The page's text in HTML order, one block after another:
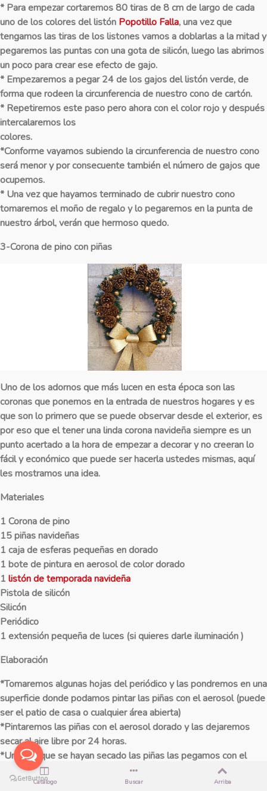
*Para empezar cortaremos 80 tiras de 8 cm de largo de cada
uno de los colores del listón Popotillo Falla, una vez que
tengamos las tiras de los listones vamos a doblarlas a la mitad y
pegaremos las puntas con una gota de silicón, luego las abrimos
un poco para crear ese efecto de gajo.
*Empezaremos a pegar 24 de los gajos del listón verde, de
forma que rodeen la circunferencia de nuestro cono de cartón.
*Repetiremos este paso pero ahora con el color rojo y después
intercalaremos los
colores.
*Conforme vayamos subiendo la circunferencia de nuestro cono
será menor y por consecuente también el número de gajos que
ocupemos.
*Una vez que hayamos terminado de cubrir nuestro cono
tomaremos el moño de regalo y lo pegaremos en la punta de
nuestro árbol, verán que hermoso quedo.
3-Corona de pino con piñas
Uno de los adornos que más lucen en esta época son las
coronas que ponemos en la entrada de nuestros hogares y es
que son lo primero que se puede observar desde el exterior, es
por eso que el tener una linda corona navideña siempre es un
punto acertado a la hora de empezar a decorar y no creeran lo
fácil y económico que puede ser hacerla ustedes mismas, aquí
les mostramos una idea.
Materiales
1 Corona de pino
15 piñas navideñas
1 caja de esferas pequeñas en dorado
1 bote de pintura en aerosol de color dorado
1 listón de temporada navideña
Pistola de silicón
Silicón
Periódico
1 extensión pequeña de luces (si quieres darle iluminación )
Elaboración
*Tomaremos algunas hojas del periódico y las pondremos en una
superficie donde podamos pintar las piñas con el aerosol (puede
ser el patio de casa o cualquier área abierta)
*Pintaremos las piñas con el aerosol dorado y las dejaremos
secar al aire libre por 24 horas.
*Una vez que se hayan secado las piñas las pegamos con el
silicón sobre la corona de pino de manera que queden alternadas
y cubran toda la circunferencia.
Catálogo Buscar Arriba